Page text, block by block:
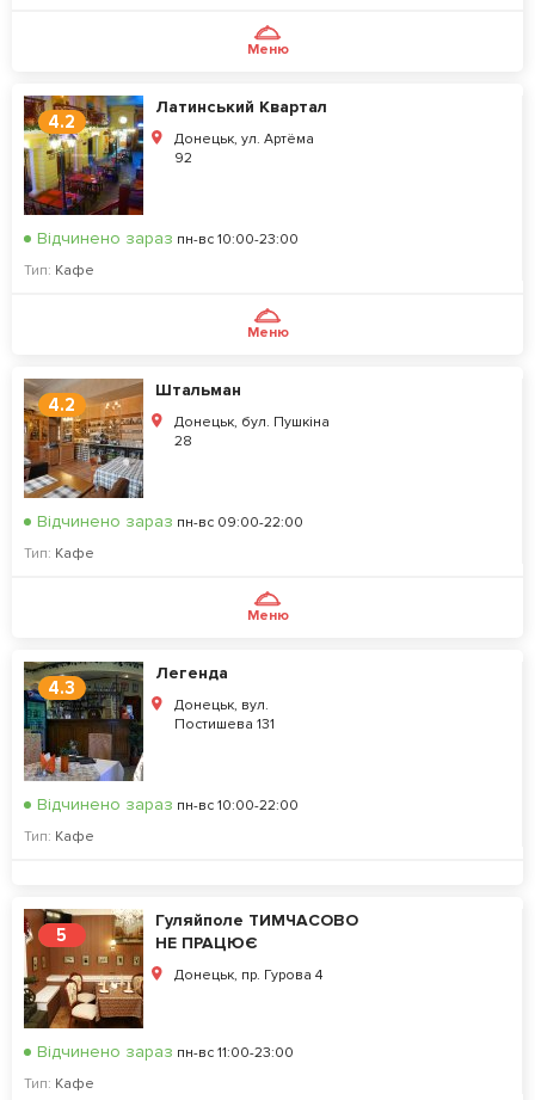
Меню
4.2
Латинський Квартал
Донецьк, ул. Артёма
92
Відчинено зараз пн-вс 10:00-23:00
Тип: Кафе
Меню
4.2
Штальман
Донецьк, бул. Пушкіна
28
Відчинено зараз пн-вс 09:00-22:00
Тип: Кафе
Меню
4.3
Легенда
Донецьк, вул.
Постишева 131
Відчинено зараз пн-вс 10:00-22:00
Тип: Кафе
5
Гуляйполе ТИМЧАСОВО
НЕ ПРАЦЮЄ
Донецьк, пр. Гурова 4
Відчинено зараз пн-вс 11:00-23:00
Тип: Кафе